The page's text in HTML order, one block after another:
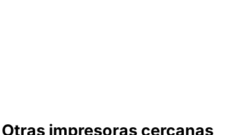
Otras impresoras cercanas